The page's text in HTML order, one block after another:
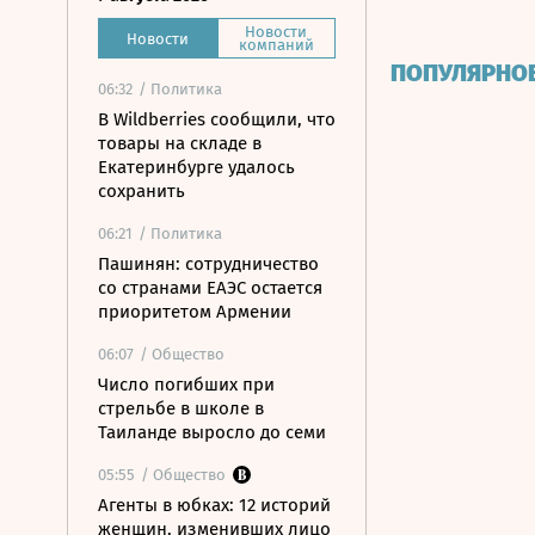
Новости Новости
компаний
06:32 / Политика
В Wildberries сообщили, что
товары на складе в
Екатеринбурге удалось
сохранить
06:21 / Политика
Пашинян: сотрудничество
со странами ЕАЭС остается
приоритетом Армении
06:07 / Общество
Число погибших при
стрельбе в школе в
Таиланде выросло до семи
05:55 / Общество
Агенты в юбках: 12 историй
женщин, изменивших лицо